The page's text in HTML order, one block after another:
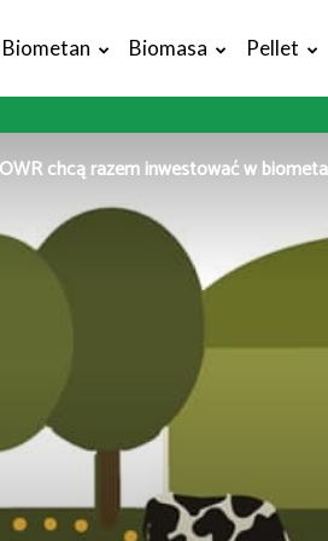
Biometan Biomasa Pellet
chcą razem inwestować w